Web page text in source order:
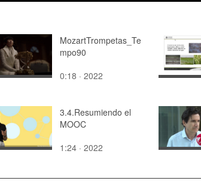
MozartTrompetas_Te
mpo90
0:18 · 2022
3.4.Resumiendo el
MOOC
1:24 · 2022